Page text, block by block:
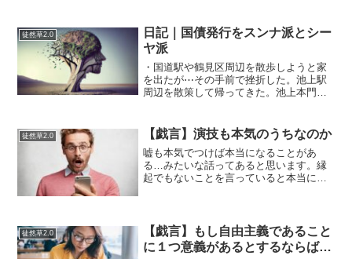
フォーマンスを測定する管理方法のこ
と...
徒然草2.0
日記｜国債発行をスンナ派とシー
ヤ派
・国道駅や鶴見区周辺を散歩しようと家
を出たが⋯その手前で挫折した。池上駅
周辺を散策して帰ってきた。池上本門寺
いた。数年前に駅前にアトレが入った。
４Fはスタバと図書館が併...
徒然草2.0 【戯言】演技も本気のうちなのか
嘘も本気でつけば本当になることがあ
る…みたいな話ってあると思います。縁
起でもないことを言っていると本当にな
いと思っていたところ、気が...
徒然草2.0
【戯言】もし自由主義であること
に１つ意義があるとするならば…